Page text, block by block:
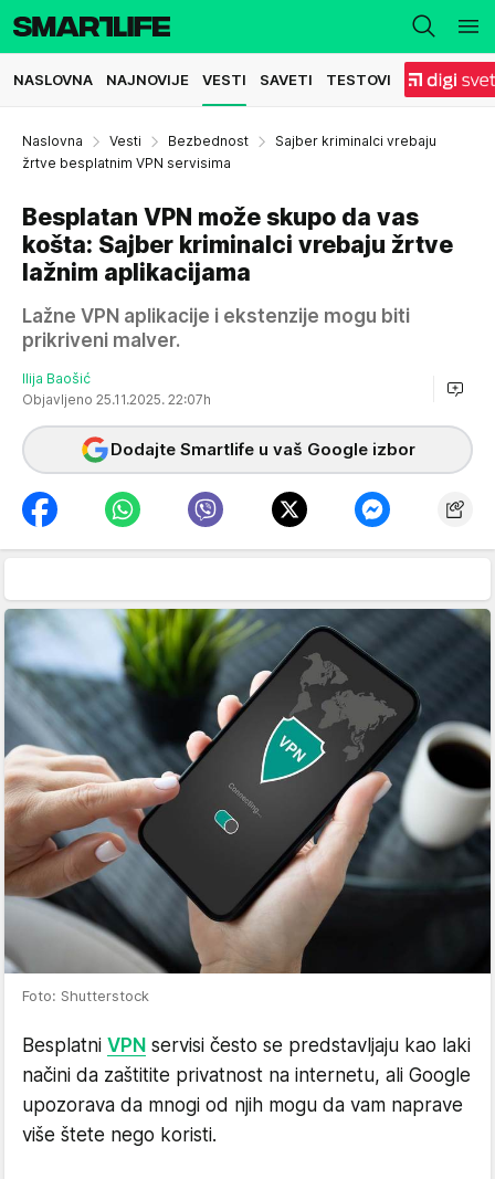
NASLOVNA NAJNOVIJE VESTI SAVETI TESTOVI
Naslovna Vesti Bezbednost
Sajber kriminalci vrebaju
žrtve besplatnim VPN servisima
Besplatan VPN može skupo da vas
košta: Sajber kriminalci vrebaju žrtve
lažnim aplikacijama
Lažne VPN aplikacije i ekstenzije mogu biti
prikriveni malver.
Ilija Baošić
Objavljeno 25.11.2025. 22:07h
Dodajte Smartlife u vaš Google izbor
Foto: Shutterstock
Besplatni VPN servisi često se predstavljaju kao laki
načini da zaštitite privatnost na internetu, ali Google
upozorava da mnogi od njih mogu da vam naprave
više štete nego koristi.